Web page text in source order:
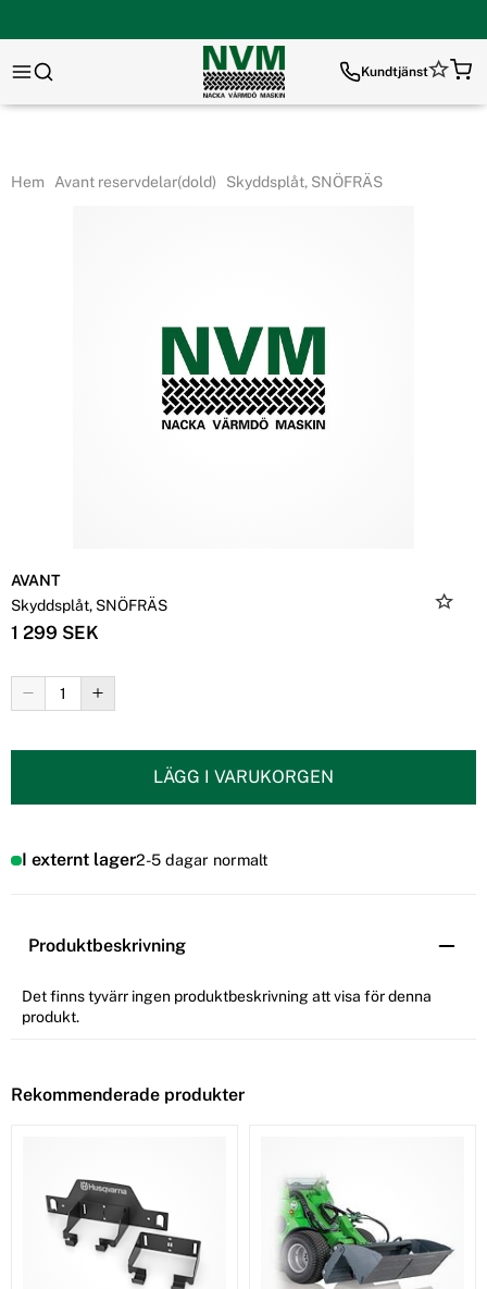
Kundtjänst
Hem Avant reservdelar(dold) Skyddsplåt, SNÖFRÄS
AVANT
Skyddsplåt, SNÖFRÄS
1 299 SEK
LÄGG I VARUKORGEN
I externt lager2-5 dagar normalt
Produktbeskrivning
Det finns tyvärr ingen produktbeskrivning att visa för denna
produkt.
Rekommenderade produkter